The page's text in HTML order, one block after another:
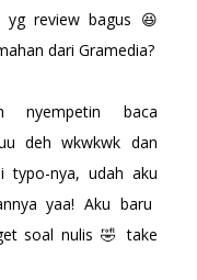
yg review bagus 😆
dari Gramedia?
nyempetin baca
deh wkwkwk dan
typo-nya, udah aku
yaa! Aku baru
soal nulis 🤣 take